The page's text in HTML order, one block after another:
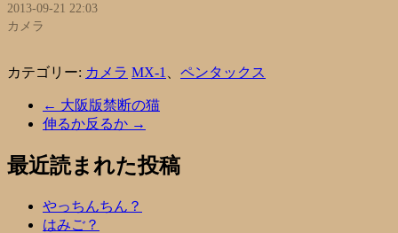
2013-09-21 22:03
カメラ
カテゴリー: カメラ MX-1 ペンタックス
← 大阪版禁断の猫
伸るか反るか →
最近読まれた投稿
やっちんちん？
はみご？